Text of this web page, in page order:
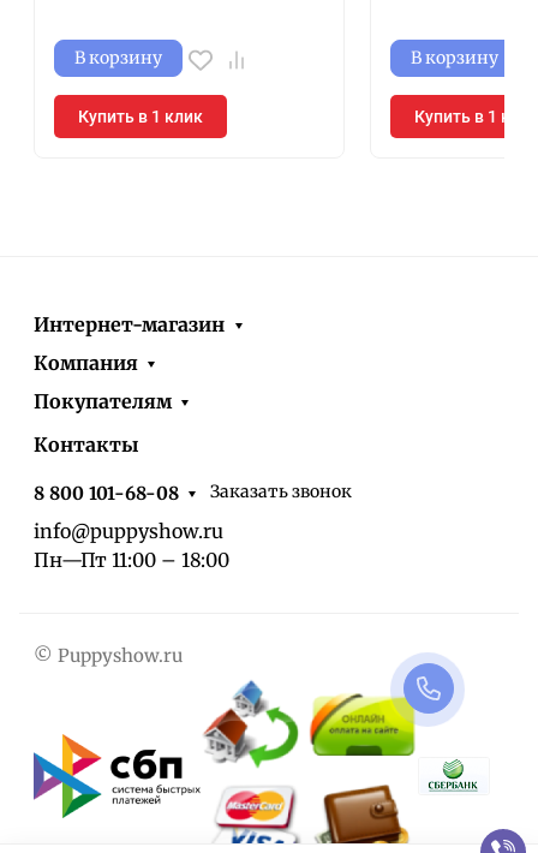
В корзину
Купить в 1 клик
В корзину
Купить в 1 клик
Интернет-магазин
Компания
Покупателям
Контакты
8 800 101-68-08 Заказать звонок
info@puppyshow.ru
Пн—Пт 11:00 – 18:00
© Puppyshow.ru